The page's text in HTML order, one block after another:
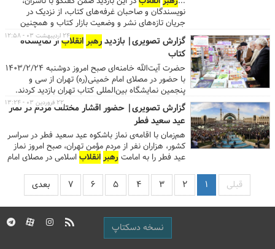
نویسندگان و صاحبان غرفه‌های کتاب، از نزدیک در
جریان تازه‌های نشر و وضعیت بازار کتاب و همچنین
میزان استقبال از نمایشگاه قرار گرفتند. ...بخش پایانی
سخنان رهبر انقلابیک توصیه مهم به مسئولان و
دستگاه‌هایی بود که با نوجوانان و جوانان سروکار دارند.
...
گزارش تصویری| بازدیدرهبرانقلاباز نمایشگاه
کتاب
حضرت آیت‌الله خامنه‌ای صبح امروز دوشنبه ۱۴۰۳/۲/۲۴
با حضور در مصلای امام خمینی(ره) تهران از سی و
پنجمین نمایشگاه بین‌المللی کتاب تهران بازدید کردند.
۲۴ اردیبهشت ۰۳ - ۱۲:۵۸
گزارش تصویری| حضور اقشار مختلف مردم در نماز
عید سعید فطر
هم‌زمان با اقامه‌ی نماز باشکوه عید سعید فطر در سراسر
کشور، هزاران نفر از مردم مؤمن تهران، صبح امروز نماز
عید فطر را به امامترهبرانقلاباسلامی در مصلای امام
۲۲ فروردین ۰۳ - ۱۳:۲۴
قبلی ۱ ۲ ۳ ۴ ۵ ۶ ۷ بعدی
نسخه دسکتاپ